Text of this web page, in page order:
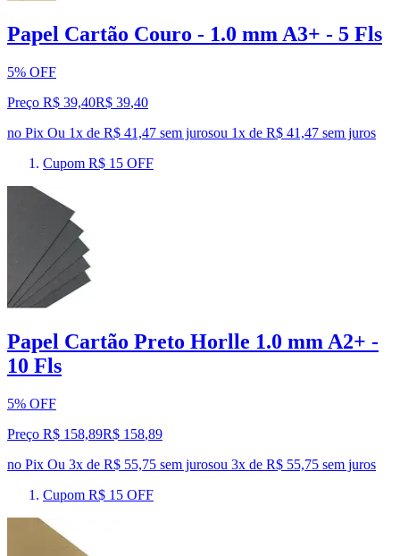
Papel Cartão Couro - 1.0 mm A3+ - 5 Fls
5% OFF
Preço R$ 39,40R$ 39,40
no Pix Ou 1x de R$ 41,47 sem jurosou 1x de R$ 41,47 sem juros
Cupom R$ 15 OFF
Papel Cartão Preto Horlle 1.0 mm A2+ -
10 Fls
5% OFF
Preço R$ 158,89R$ 158,89
no Pix Ou 3x de R$ 55,75 sem jurosou 3x de R$ 55,75 sem juros
Cupom R$ 15 OFF